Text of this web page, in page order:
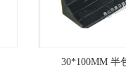
30*100MM 半